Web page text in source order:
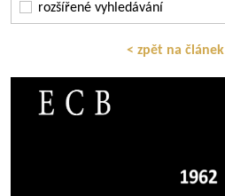
rozšířené vyhledávání
< zpět na článek